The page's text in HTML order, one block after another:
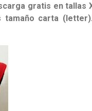
gratis en tallas
tamaño carta